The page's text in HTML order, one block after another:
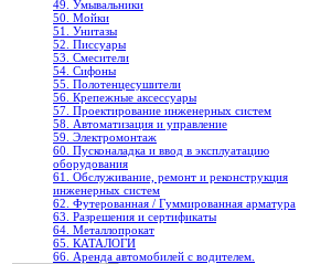
49. Умывальники
50. Мойки
51. Унитазы
52. Писсуары
53. Смесители
54. Сифоны
55. Полотенцесушители
56. Крепежные аксессуары
57. Проектирование инженерных систем
58. Автоматизация и управление
59. Электромонтаж
60. Пусконаладка и ввод в эксплуатацию
оборудования
61. Обслуживание, ремонт и реконструкция
инженерных систем
62. Футерованная / Гуммированная арматура
63. Разрешения и сертификаты
64. Металлопрокат
65. КАТАЛОГИ
66. Аренда автомобилей с водителем.